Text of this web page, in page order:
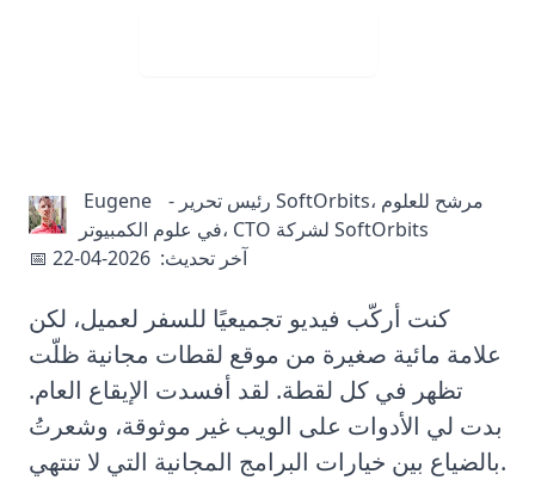
Eugene - رئيس تحرير SoftOrbits، مرشح للعلوم
في علوم الكمبيوتر، CTO لشركة SoftOrbits
📅 آخر تحديث:
كنت أركّب فيديو تجميعيًا للسفر لعميل، لكن
علامة مائية صغيرة من موقع لقطات مجانية ظلّت
تظهر في كل لقطة. لقد أفسدت الإيقاع العام.
بدت لي الأدوات على الويب غير موثوقة، وشعرتُ
بالضياع بين خيارات البرامج المجانية التي لا تنتهي.